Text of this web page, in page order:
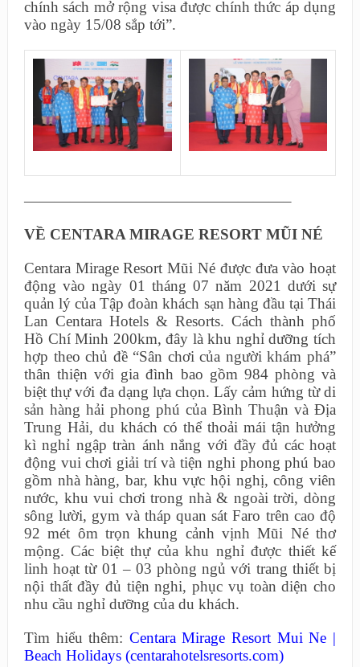
chính sách mở rộng visa được chính thức áp dụng
vào ngày 15/08 sắp tới”.
—————————————————–
VỀ CENTARA MIRAGE RESORT MŨI NÉ
Centara Mirage Resort Mũi Né được đưa vào hoạt
động vào ngày 01 tháng 07 năm 2021 dưới sự
quản lý của Tập đoàn khách sạn hàng đầu tại Thái
Lan Centara Hotels & Resorts. Cách thành phố
Hồ Chí Minh 200km, đây là khu nghỉ dưỡng tích
hợp theo chủ đề “Sân chơi của người khám phá”
thân thiện với gia đình bao gồm 984 phòng và
biệt thự với đa dạng lựa chọn. Lấy cảm hứng từ di
sản hàng hải phong phú của Bình Thuận và Địa
Trung Hải, du khách có thể thoải mái tận hưởng
kì nghỉ ngập tràn ánh nắng với đầy đủ các hoạt
động vui chơi giải trí và tiện nghi phong phú bao
gồm nhà hàng, bar, khu vực hội nghị, công viên
nước, khu vui chơi trong nhà & ngoài trời, dòng
sông lười, gym và tháp quan sát Faro trên cao độ
92 mét ôm trọn khung cảnh vịnh Mũi Né thơ
mộng. Các biệt thự của khu nghỉ được thiết kế
linh hoạt từ 01 – 03 phòng ngủ với trang thiết bị
nội thất đầy đủ tiện nghi, phục vụ toàn diện cho
nhu cầu nghỉ dưỡng của du khách.
Tìm hiểu thêm: Centara Mirage Resort Mui Ne |
Beach Holidays (centarahotelsresorts.com)